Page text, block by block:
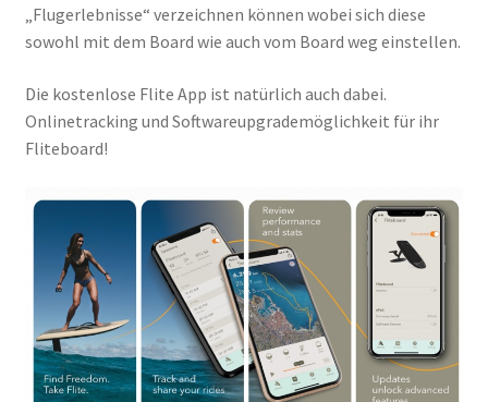
„Flugerlebnisse“ verzeichnen können wobei sich diese
sowohl mit dem Board wie auch vom Board weg einstellen.
Die kostenlose Flite App ist natürlich auch dabei.
Onlinetracking und Softwareupgrademöglichkeit für ihr
Fliteboard!